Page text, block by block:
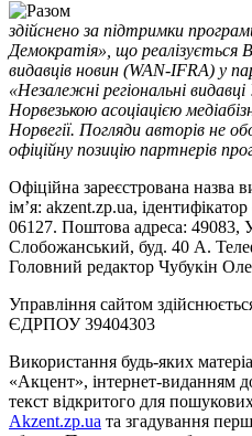
здійснено за підтримки
Демократія», що реалізується
видавців новин (WAN-IFRA) у
«Незалежні регіональні
Норвезькою асоціацією
Норвегії. Погляди авторів не
офіційну позицію партнерів
Офіційна зареєстрована назва
ім’я: akzent.zp.ua,
06127. Поштова адреса: 49083,
Слобожанський, буд. 40 А.
Головний редактор Чубукін
Управління сайтом
ЄДРПОУ 39404303
Використання будь-яких
«Акцент», інтернет-виданням
текст відкритого для
Akzent.zp.ua та згадування